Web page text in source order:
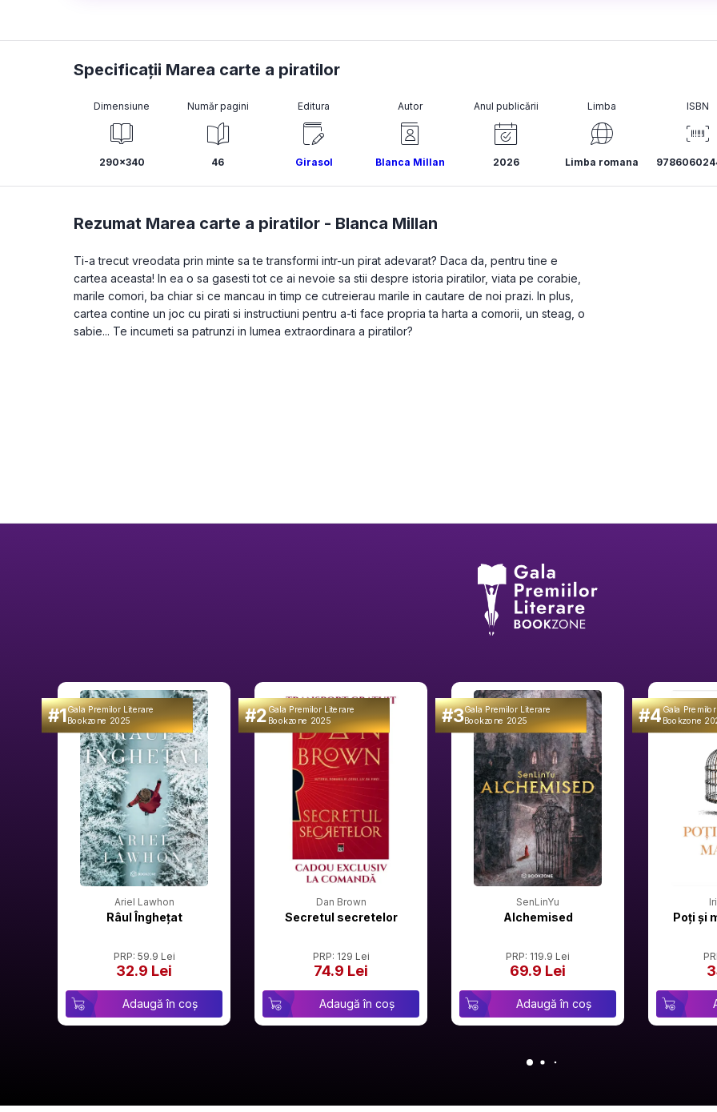
Specificații Marea carte a piratilor
Dimensiune
290x340
Număr pagini
46
Editura
Girasol
Autor
Blanca Millan
Anul publicării
2026
Limba
Limba romana
ISBN
Rezumat Marea carte a piratilor - Blanca Millan
Ti-a trecut vreodata prin minte sa te transformi intr-un pirat adevarat? Daca da, pentru tine e
cartea aceasta! In ea o sa gasesti tot ce ai nevoie sa stii despre istoria piratilor, viata pe corabie,
marile comori, ba chiar si ce mancau in timp ce cutreierau marile in cautare de noi prazi. In plus,
cartea contine un joc cu pirati si instructiuni pentru a-ti face propria ta harta a comorii, un steag, o
sabie... Te incumeti sa patrunzi in lumea extraordinara a piratilor?
#1Gala Premilor Literare
Bookzone 2025
Ariel Lawhon
Râul Înghețat
PRP: 59.9 Lei
32.9 Lei
Adaugă în coș
#2Gala Premilor Literare
Bookzone 2025
Dan Brown
Secretul secretelor
PRP: 129 Lei
74.9 Lei
Adaugă în coș
#3Gala Premilor Literare
Bookzone 2025
SenLinYu
Alchemised
PRP: 119.9 Lei
69.9 Lei
Adaugă în coș
#4Gala
Bookzone
Poți și